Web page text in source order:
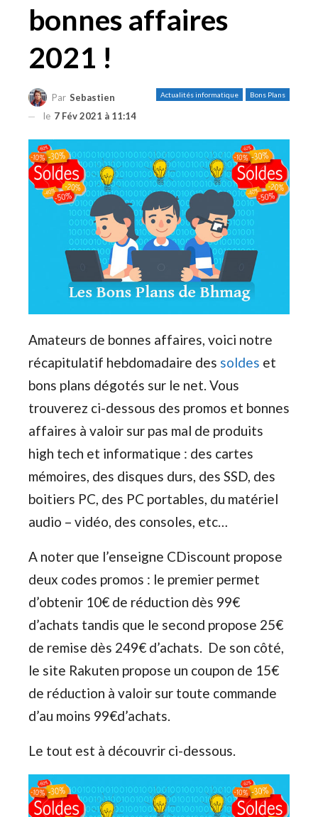
bonnes affaires
2021 !
Actualités informatique Bons Plans
Par Sebastien
le 7 Fév 2021 à 11:14
Amateurs de bonnes affaires, voici notre
récapitulatif hebdomadaire des soldes et
bons plans dégotés sur le net. Vous
trouverez ci-dessous des promos et bonnes
affaires à valoir sur pas mal de produits
high tech et informatique : des cartes
mémoires, des disques durs, des SSD, des
boitiers PC, des PC portables, du matériel
audio – vidéo, des consoles, etc…
A noter que l’enseigne CDiscount propose
deux codes promos : le premier permet
d’obtenir 10€ de réduction dès 99€
d’achats tandis que le second propose 25€
de remise dès 249€ d’achats. De son côté,
le site Rakuten propose un coupon de 15€
de réduction à valoir sur toute commande
d’au moins 99€d’achats.
Le tout est à découvrir ci-dessous.